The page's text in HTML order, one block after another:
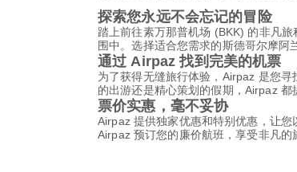
探索您永远不会忘记的冒险
踏上前往素万那普机场 (BKK) 的非凡
围中。选择适合您需求的斯德哥尔摩阿
通过 Airpaz 找到完美的机票
为了获得无缝旅行体验，Airpaz 是您
的出游还是精心策划的假期，Airpaz 都
票价实惠，毫不妥协
Airpaz 提供独家优惠和特别优惠，让
Airpaz 预订您的廉价航班，享受非凡的